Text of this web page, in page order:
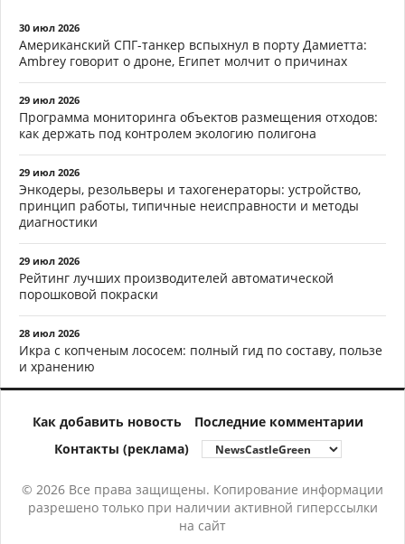
30 июл 2026
Американский СПГ-танкер вспыхнул в порту Дамиетта:
Ambrey говорит о дроне, Египет молчит о причинах
29 июл 2026
Программа мониторинга объектов размещения отходов:
как держать под контролем экологию полигона
29 июл 2026
Энкодеры, резольверы и тахогенераторы: устройство,
принцип работы, типичные неисправности и методы
диагностики
29 июл 2026
Рейтинг лучших производителей автоматической
порошковой покраски
28 июл 2026
Икра с копченым лососем: полный гид по составу, пользе
и хранению
Как добавить новость
Последние комментарии
Контакты (реклама)
© 2026 Все права защищены. Копирование информации
разрешено только при наличии активной гиперссылки
на сайт